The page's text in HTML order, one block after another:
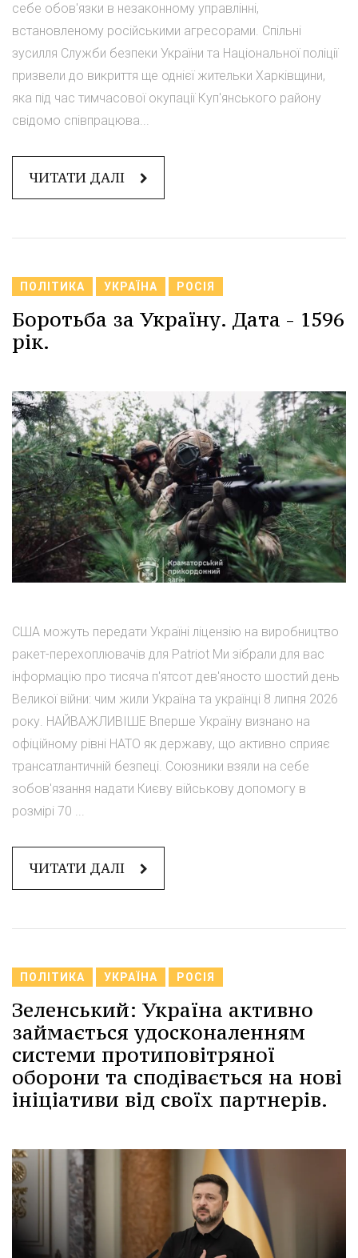
себе обов'язки в незаконному управлінні,
встановленому російськими агресорами. Спільні
зусилля Служби безпеки України та Національної поліції
призвели до викриття ще однієї жительки Харківщини,
яка під час тимчасової окупації Куп'янського району
свідомо співпрацюва...
ЧИТАТИ ДАЛІ
ПОЛІТИКА УКРАЇНА РОСІЯ
Боротьба за Україну. Дата - 1596
рік.
США можуть передати Україні ліцензію на виробництво
ракет-перехоплювачів для Patriot Ми зібрали для вас
інформацію про тисяча п'ятсот дев'яносто шостий день
Великої війни: чим жили Україна та українці 8 липня 2026
року. НАЙВАЖЛИВІШЕ Вперше Україну визнано на
офіційному рівні НАТО як державу, що активно сприяє
трансатлантичній безпеці. Союзники взяли на себе
зобов'язання надати Києву військову допомогу в
розмірі 70 ...
ЧИТАТИ ДАЛІ
ПОЛІТИКА УКРАЇНА РОСІЯ
Зеленський: Україна активно
займається удосконаленням
системи протиповітряної
оборони та сподівається на нові
ініціативи від своїх партнерів.